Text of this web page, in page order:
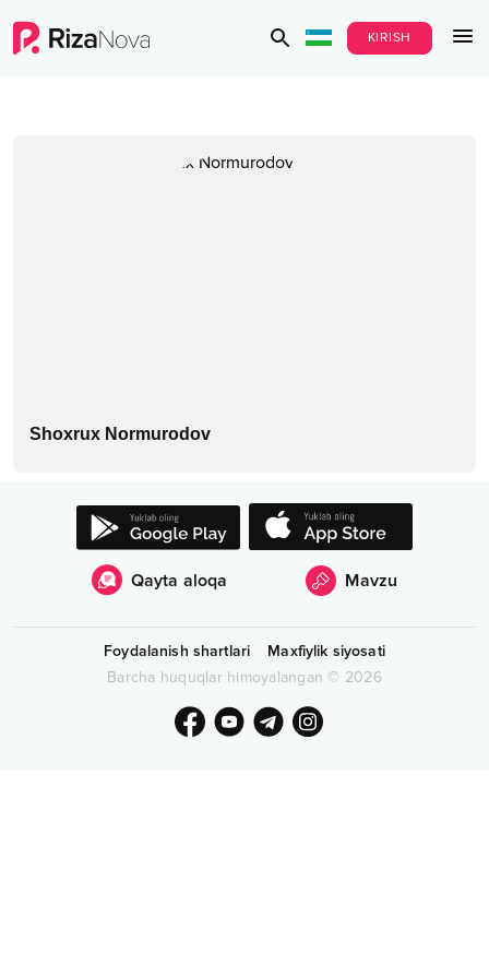
KIRISH
Shoxrux Normurodov
Qayta aloqa Mavzu
Foydalanish shartlari
Maxfiylik siyosati
Barcha huquqlar himoyalangan © 2026